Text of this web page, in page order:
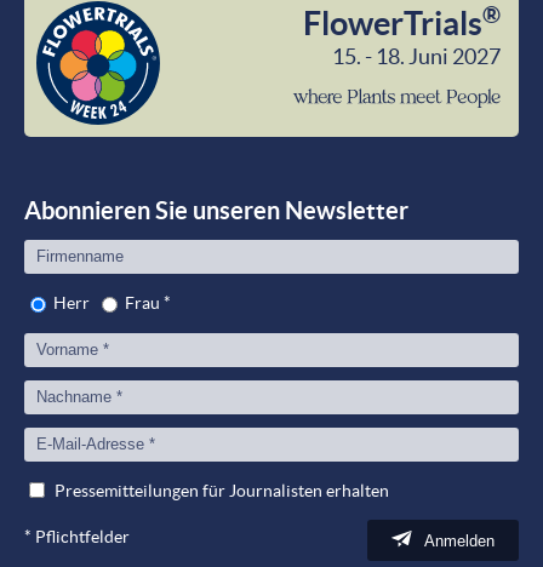
FlowerTrials®
15. - 18. Juni 2027
Abonnieren Sie unseren Newsletter
Herr Frau *
Pressemitteilungen für Journalisten erhalten
* Pflichtfelder Anmelden